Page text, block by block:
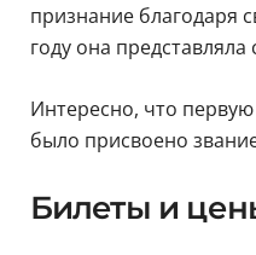
признание благодаря
году она
Интересно, что
было присвоено
Билеты и